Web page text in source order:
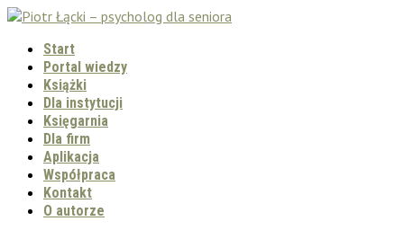
Start
Portal wiedzy
Książki
Dla instytucji
Księgarnia
Dla firm
Aplikacja
Współpraca
Kontakt
O autorze